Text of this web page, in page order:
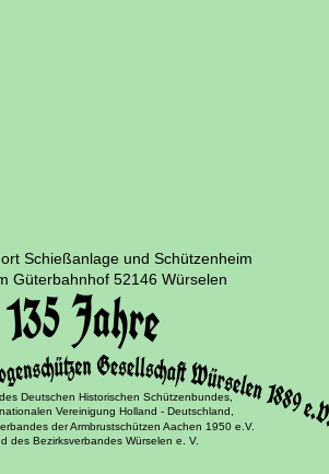
Deutschen Historischen Schützenbundes,
Vereinigung Holland - Deutschland,
der Armbrustschützen Aachen 1950 e.V.
des Bezirksverbandes Würselen e. V.
Schießanlage und Schützenheim
Güterbahnhof 52146 Würselen